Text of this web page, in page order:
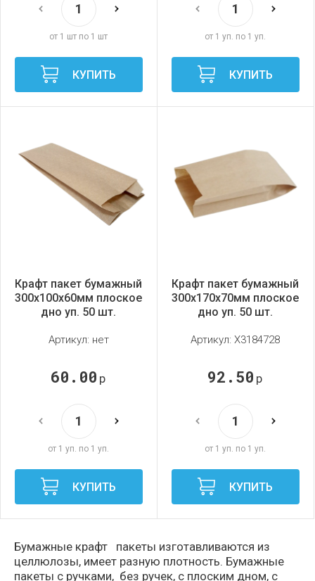
от 1 шт по 1 шт
КУПИТЬ
от 1 уп. по 1 уп.
КУПИТЬ
Крафт пакет бумажный
300х100х60мм плоское
дно уп. 50 шт.
Артикул: нет
60.00 р
от 1 уп. по 1 уп.
КУПИТЬ
Крафт пакет бумажный
300х170х70мм плоское
дно уп. 50 шт.
Артикул: X3184728
92.50 р
от 1 уп. по 1 уп.
КУПИТЬ
Бумажные крафт пакеты изготавливаются из
целлюлозы, имеет разную плотность. Бумажные
пакеты с ручками, без ручек, с плоским дном, с